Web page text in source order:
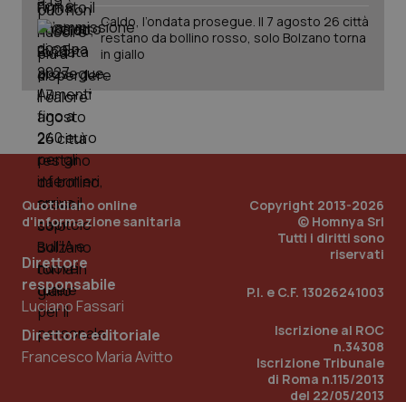
Caldo, l’ondata prosegue. Il 7 agosto 26 città
restano da bollino rosso, solo Bolzano torna
in giallo
Quotidiano online
d'informazione sanitaria
Direttore
responsabile
Luciano Fassari
Direttore editoriale
Francesco Maria Avitto
Copyright 2013-2026
© Homnya Srl
Tutti i diritti sono
riservati
P.I. e C.F. 13026241003
Iscrizione al ROC
n.34308
Iscrizione Tribunale
di Roma n.115/2013
del 22/05/2013
tracking-sites-ironfish-
tracking-enable
tracking-sites-ironfish-
session-id
_ga